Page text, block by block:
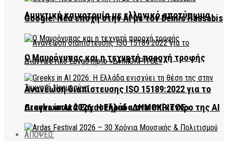
Αμυντική καινοτομία με ελληνικό αποτύπωμα
Ανανέωση διαπίστευσης ISO 15189:2022 για το
Διαγνωστικό Εργαστήριο «ΔΗΜΟΚΡΙΤΟΣ»
ΑΠΟΨΕΙΣ
Google: Νέα εποχή στην AI με τον Demis Hassabis
Ο Μαυρόγυπας και η τεχνητή παροχή τροφής
Greeks in AI 2026: Η Ελλάδα στο επίκεντρο της AI